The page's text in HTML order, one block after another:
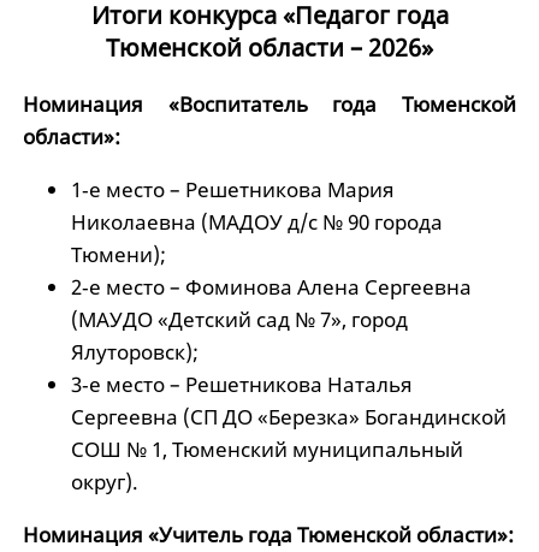
Итоги конкурса «Педагог года
Тюменской области – 2026»
Номинация «Воспитатель года Тюменской
области»:
1‑е место – Решетникова Мария
Николаевна (МАДОУ д/с № 90 города
Тюмени);
2‑е место – Фоминова Алена Сергеевна
(МАУДО «Детский сад № 7», город
Ялуторовск);
3‑е место – Решетникова Наталья
Сергеевна (СП ДО «Березка» Богандинской
СОШ № 1, Тюменский муниципальный
округ).
Номинация «Учитель года Тюменской области»: